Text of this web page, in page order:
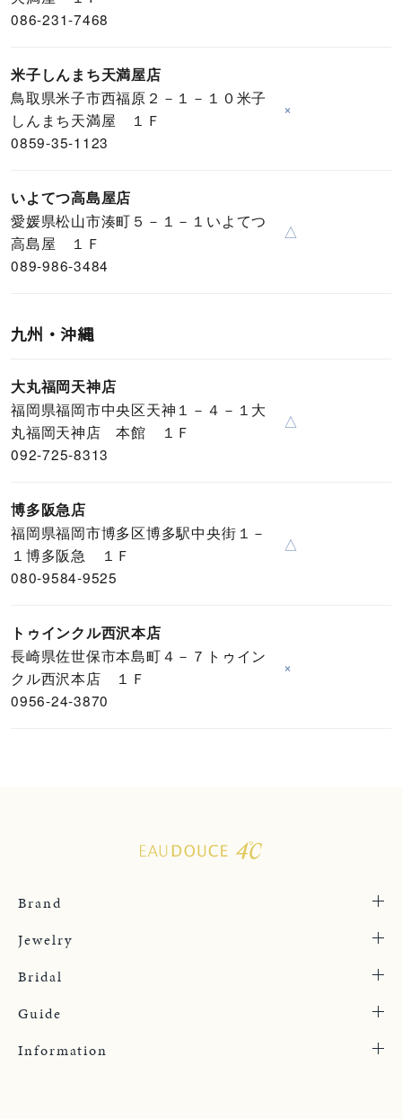
086-231-7468
米子しんまち天満屋店
鳥取県米子市西福原２－１－１０米子
しんまち天満屋 １Ｆ
0859-35-1123
×
いよてつ高島屋店
愛媛県松山市湊町５－１－１いよてつ
高島屋 １Ｆ
089-986-3484
△
九州・沖縄
大丸福岡天神店
福岡県福岡市中央区天神１－４－１大
丸福岡天神店 本館 １Ｆ
092-725-8313
△
博多阪急店
福岡県福岡市博多区博多駅中央街１－
１博多阪急 １Ｆ
080-9584-9525
△
トゥインクル西沢本店
長崎県佐世保市本島町４－７トゥイン
クル西沢本店 １Ｆ
0956-24-3870
×
Brand
Jewelry
Bridal
Guide
Information